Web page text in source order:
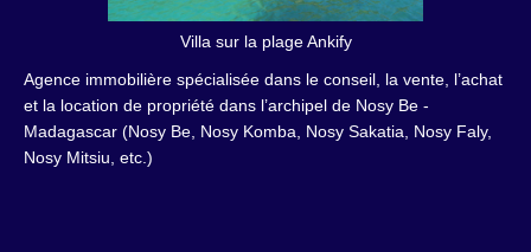
Villa sur la plage Ankify
Agence immobilière spécialisée dans le conseil, la vente, l’achat
et la location de propriété dans l’archipel de Nosy Be -
Madagascar (Nosy Be, Nosy Komba, Nosy Sakatia, Nosy Faly,
Nosy Mitsiu, etc.)